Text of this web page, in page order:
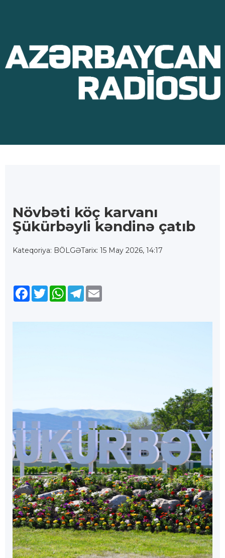
Növbəti köç karvanı
Şükürbəyli kəndinə çatıb
Kateqoriya: BÖLGƏTarix: 15 May 2026, 14:17
Facebook
TwitterWhatsApp
Telegram